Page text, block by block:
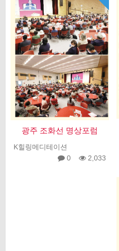
광주 조화선 명상포럼
K힐링메디테이션
0
2,033